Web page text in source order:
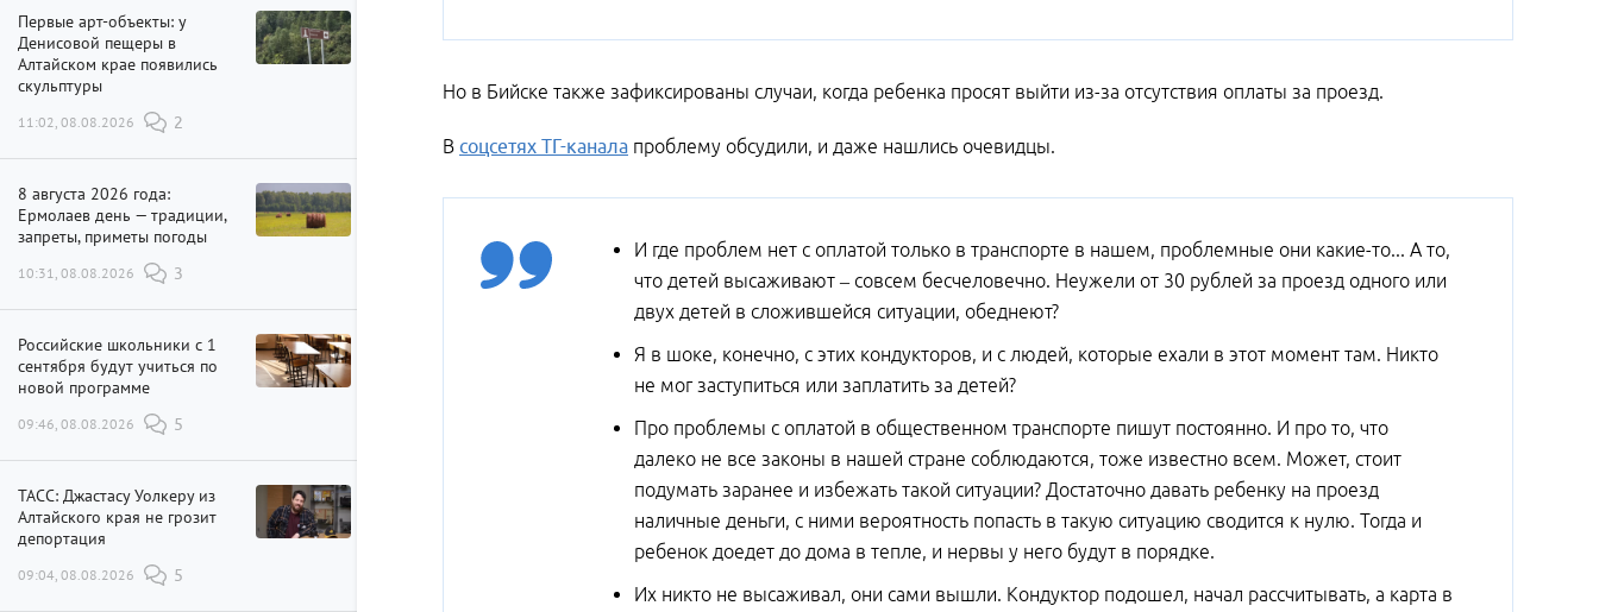
Первые арт-объекты: у
Денисовой пещеры в
Алтайском крае появились
скульптуры
11:02, 08.08.2026 2
8 августа 2026 года:
Ермолаев день — традиции,
запреты, приметы погоды
10:31, 08.08.2026 3
Российские школьники с 1
сентября будут учиться по
новой программе
09:46, 08.08.2026 5
ТАСС: Джастасу Уолкеру из
Алтайского края не грозит
депортация
09:04, 08.08.2026 5
Но в Бийске также зафиксированы случаи, когда ребенка просят выйти из-за отсутствия оплаты за проезд.
В соцсетях ТГ-канала проблему обсудили, и даже нашлись очевидцы.
И где проблем нет с оплатой только в транспорте в нашем, проблемные они какие-то... А то,
что детей высаживают – совсем бесчеловечно. Неужели от 30 рублей за проезд одного или
двух детей в сложившейся ситуации, обеднеют?
Я в шоке, конечно, с этих кондукторов, и с людей, которые ехали в этот момент там. Никто
не мог заступиться или заплатить за детей?
Про проблемы с оплатой в общественном транспорте пишут постоянно. И про то, что
далеко не все законы в нашей стране соблюдаются, тоже известно всем. Может, стоит
подумать заранее и избежать такой ситуации? Достаточно давать ребенку на проезд
наличные деньги, с ними вероятность попасть в такую ситуацию сводится к нулю. Тогда и
ребенок доедет до дома в тепле, и нервы у него будут в порядке.
Их никто не высаживал, они сами вышли. Кондуктор подошел, начал рассчитывать, а карта в